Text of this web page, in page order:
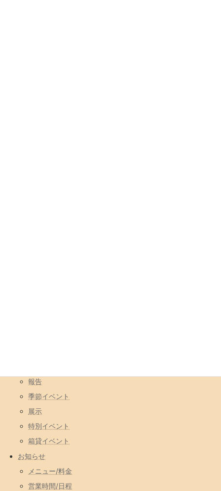
報告
季節イベント
展示
特別イベント
箱貸イベント
お知らせ
メニュー/料金
営業時間/日程